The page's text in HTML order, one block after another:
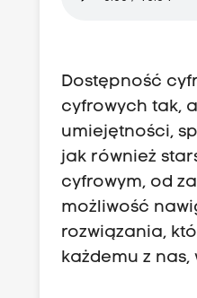
Dostępność
cyfrowych tak,
umiejętności,
jak również
cyfrowym, od
możliwość
rozwiązania,
każdemu z